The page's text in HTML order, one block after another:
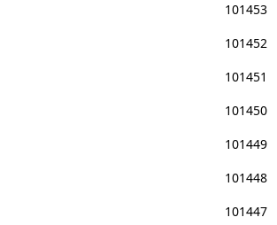
101453
101452
101451
101450
101449
101448
101447